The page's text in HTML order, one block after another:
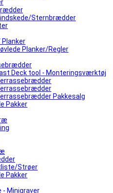
Sternbrædder
Planker
Planker/Regler
Deck tool - Monteringsværktøj
Pakkesalg
Pakker
Strøer
Pakker
- Minigraver